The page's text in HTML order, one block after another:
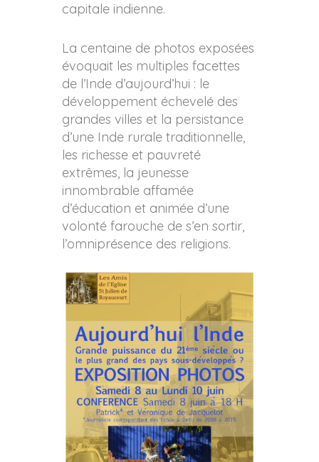
capitale indienne.
La centaine de photos exposées
évoquait les multiples facettes
de l’Inde d’aujourd’hui : le
développement échevelé des
grandes villes et la persistance
d’une Inde rurale traditionnelle,
les richesse et pauvreté
extrêmes, la jeunesse
innombrable affamée
d’éducation et animée d’une
volonté farouche de s’en sortir,
l’omniprésence des religions.